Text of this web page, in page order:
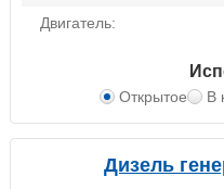
Двигатель:
Открытое В
Дизель